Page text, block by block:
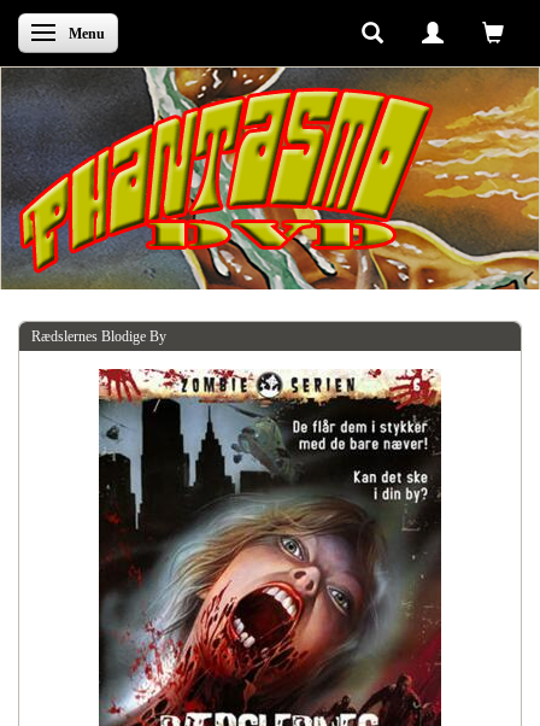
Skifte navigation
Menu
Rædslernes Blodige By